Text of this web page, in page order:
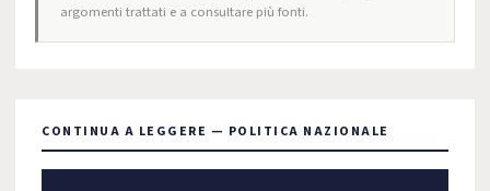
argomenti trattati e a consultare più fonti.
CONTINUA A LEGGERE — POLITICA NAZIONALE